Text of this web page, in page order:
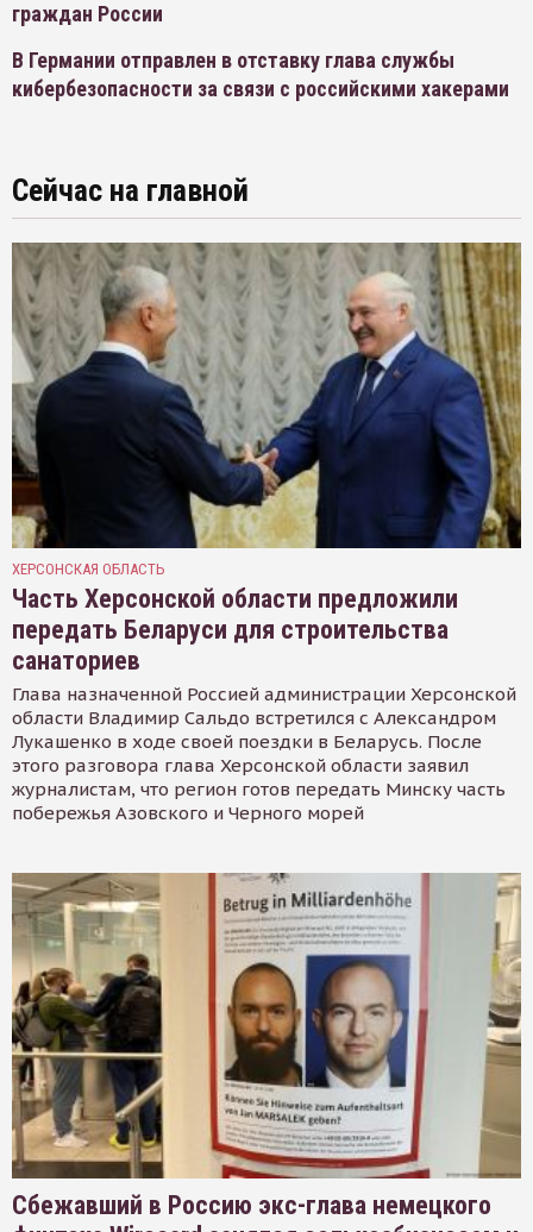
граждан России
В Германии отправлен в отставку глава службы
кибербезопасности за связи с российскими хакерами
Сейчас на главной
ХЕРСОНСКАЯ ОБЛАСТЬ
Часть Херсонской области предложили
передать Беларуси для строительства
санаториев
Глава назначенной Россией администрации Херсонской
области Владимир Сальдо встретился с Александром
Лукашенко в ходе своей поездки в Беларусь. После
этого разговора глава Херсонской области заявил
журналистам, что регион готов передать Минску часть
побережья Азовского и Черного морей
Сбежавший в Россию экс-глава немецкого